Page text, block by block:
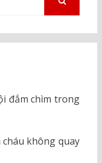
đắm chìm trong
không quay